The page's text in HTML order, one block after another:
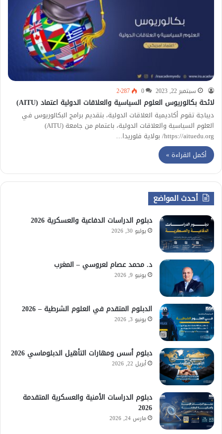
سبتمبر 22, 2023 0 2٬287
لائحة بكالوريوس العلوم السياسية والعلاقات الدولية اعتماد (AITU)
ديباجة تقوم أكاديمية العلاقات الدولية، بتقديم برامج البكالوريوس في
العلوم السياسية والعلاقات الدولية، باعتمام من جامعة (AITU)
https://aituedu.org/ بولاية فلوريدا…
أكمل القراءة »
أحدث المواضع
دبلوم الدراسات الدفاعية والعسكرية 2026
يوليو 30, 2026
د. محمد عصام لعروسي – المغرب
يونيو 9, 2026
الدبلوم المتقدم في العلوم الشرطية – 2026
يونيو 3, 2026
دبلوم أسس ومهارات التأهيل الدبلوماسي 2026
أبريل 22, 2026
دبلوم الدراسات الأمنية والعسكرية المتقدمة
2026
مارس 24, 2026